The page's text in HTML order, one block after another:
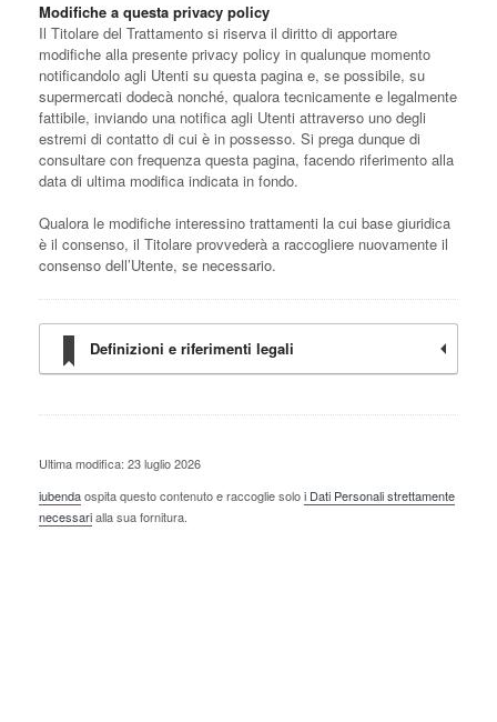
Modifiche a questa privacy policy
Il Titolare del Trattamento si riserva il diritto di apportare
modifiche alla presente privacy policy in qualunque momento
notificandolo agli Utenti su questa pagina e, se possibile, su
supermercati dodecà nonché, qualora tecnicamente e legalmente
fattibile, inviando una notifica agli Utenti attraverso uno degli
estremi di contatto di cui è in possesso. Si prega dunque di
consultare con frequenza questa pagina, facendo riferimento alla
data di ultima modifica indicata in fondo.
Qualora le modifiche interessino trattamenti la cui base giuridica
è il consenso, il Titolare provvederà a raccogliere nuovamente il
consenso dell’Utente, se necessario.
Definizioni e riferimenti legali
Ultima modifica: 23 luglio 2026
iubendaospita questo contenuto e raccoglie soloi Dati Personali strettamente
necessarialla sua fornitura.